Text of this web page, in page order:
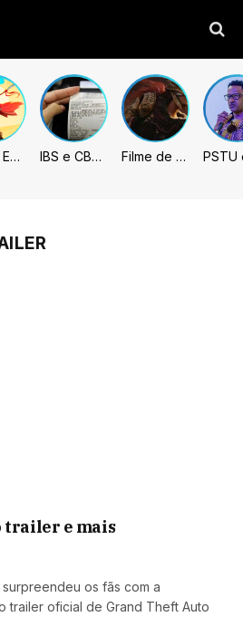
Fading Echo – Review IBS e CBS necessitarão constar nas notas fiscais com início desta 2ª. Entenda Filme de Elden Ring tem gravações concluídas, mas ainda fica longe do lançamento
trailer e mais
os fãs com a
trailer oficial de Grand Theft Auto